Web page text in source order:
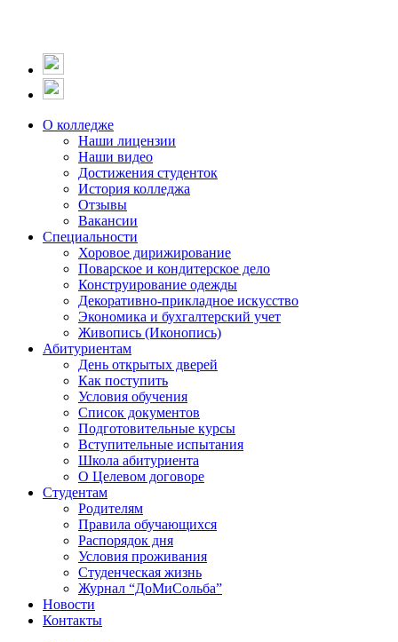
О колледже
Наши лицензии
Наши видео
Достижения студенток
История колледжа
Отзывы
Вакансии
Специальности
Хоровое дирижирование
Поварское и кондитерское дело
Конструирование одежды
Декоративно-прикладное искусство
Экономика и бухгалтерский учет​
Живопись (Иконопись)
Абитуриентам
День открытых дверей
Как поступить
Условия обучения
Список документов
Подготовительные курсы
Вступительные испытания
Школа абитуриента
О Целевом договоре
Студентам
Родителям
Правила обучающихся
Распорядок дня
Условия проживания
Студенческая жизнь
Журнал “ДоМиСольба”
Новости
Контакты